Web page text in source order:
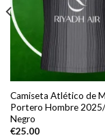
Camiseta Atlético de
Portero Hombre
Negro
€25.00